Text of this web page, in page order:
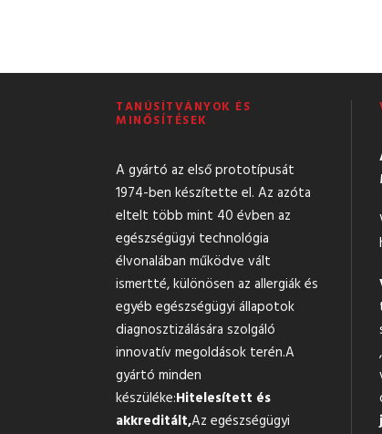
TANÚSÍTVÁNYOK ÉS
MINŐSÍTÉSEK
A gyártó az első prototípusát
1974-ben készítette el. Az azóta
eltelt több mint 40 évben az
egészségügyi technológia
élvonalában működve vált
ismertté, különösen az allergiák és
egyéb egészségügyi állapotok
diagnosztizálására szolgáló
innovatív megoldások terén.A
gyártó minden
készüléke:Hitelesített és
akkreditált,Az egészségügyi
,